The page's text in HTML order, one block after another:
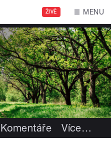
ŽIVĚ MENU
Komentáře Více…